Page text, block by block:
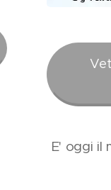
E' oggi il